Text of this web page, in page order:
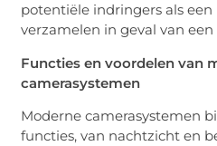
potentiële indringers als
verzamelen in geval van een
Functies en voordelen van
camerasystemen
Moderne camerasystemen
functies, van nachtzicht en